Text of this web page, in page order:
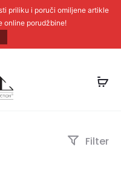
priliku i poruči omiljene artikle
online porudžbine!
Filter